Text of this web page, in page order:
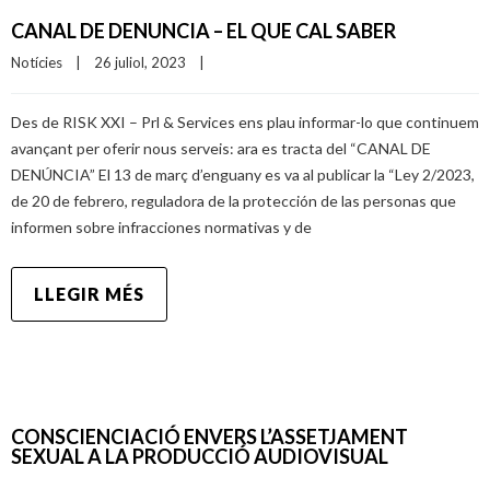
CANAL DE DENUNCIA – EL QUE CAL SABER
Notícies 26 juliol, 2023
Des de RISK XXI – Prl & Services ens plau informar-lo que continuem
avançant per oferir nous serveis: ara es tracta del “CANAL DE
DENÚNCIA” El 13 de març d’enguany es va al publicar la “Ley 2/2023,
de 20 de febrero, reguladora de la protección de las personas que
informen sobre infracciones normativas y de
LLEGIR MÉS
CONSCIENCIACIÓ ENVERS L’ASSETJAMENT
SEXUAL A LA PRODUCCIÓ AUDIOVISUAL